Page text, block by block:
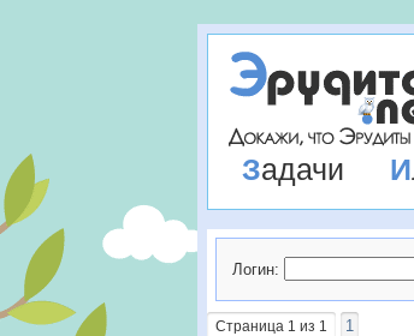
Задачи
Логин:
Страница 1 из 1
1